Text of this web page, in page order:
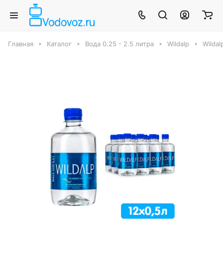
Главная Каталог Вода 0.25 - 2.5 литра Wildalp